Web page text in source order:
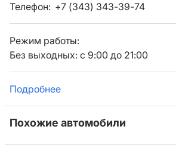
Телефон: +7 (343) 343-39-74
Режим работы:
Без выходных: с 9:00 до 21:00
Подробнее
Похожие автомобили